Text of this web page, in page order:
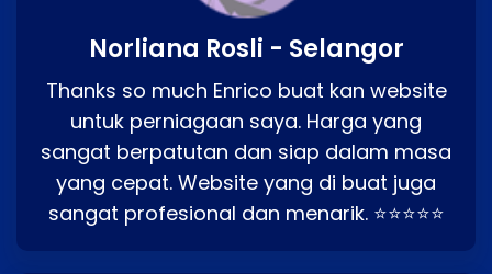
Norliana Rosli - Selangor
Thanks so much Enrico buat kan website
untuk perniagaan saya. Harga yang
sangat berpatutan dan siap dalam masa
yang cepat. Website yang di buat juga
sangat profesional dan menarik. ⭐⭐⭐⭐⭐